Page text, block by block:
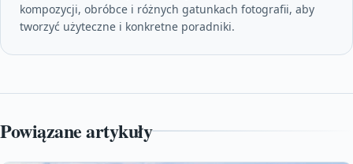
kompozycji, obróbce i różnych gatunkach fotografii, aby
tworzyć użyteczne i konkretne poradniki.
Powiązane artykuły